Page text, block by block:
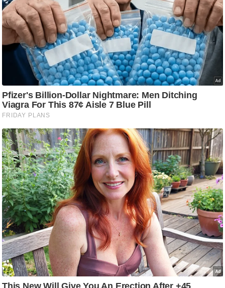
/
फै
श
न
लू
नु
स्खे
प
र्य
ट
न
स्थ
ल
फि
ट
ने
स
मं
त्रा